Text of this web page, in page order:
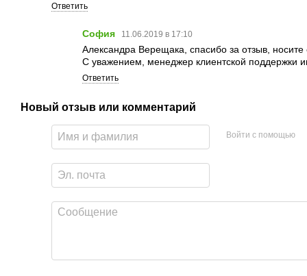
Ответить
София 11.06.2019 в 17:10
Александра Верещака, спасибо за отзыв, носите
С уважением, менеджер клиентской поддержки
Ответить
Новый отзыв или комментарий
Войти с помощью